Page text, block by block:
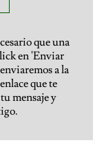
que una
en 'Enviar
a la
que te
mensaje y